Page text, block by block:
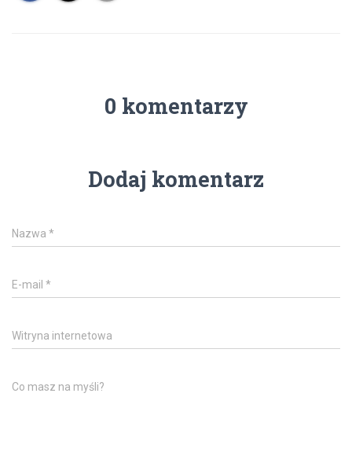
0 komentarzy
Dodaj komentarz
Nazwa *
E-mail *
Witryna internetowa
Co masz na myśli?